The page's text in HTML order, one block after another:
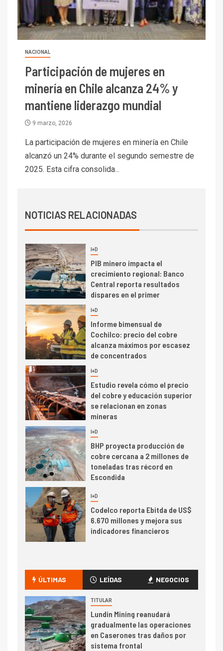
NACIONAL
Participación de mujeres en
minería en Chile alcanza 24% y
mantiene liderazgo mundial
9 marzo, 2026
La participación de mujeres en minería en Chile
alcanzó un 24% durante el segundo semestre de
2025. Esta cifra consolida...
NOTICIAS RELACIONADAS
I+D
BHP proyecta producción de
cobre cercana a 2 millones de
toneladas tras récord en
7 I+D
Codelco reporta Ebitda de US$
6.670 millones y mejora sus
indicadores financieros
Codelco Ventanas prueba
camión 100% eléctrico para
transportar cátodos al Puerto
de San Antonio
Producción minera en mayo de
2026 cae 10,6%
3 I+D
PIB minero impacta el
crecimiento regional: Banco
Central reporta resultados
dispares en el primer
4 I+D
Informe bimensual de
Cochilco: precio del cobre
alcanza máximos por escasez
de concentrados
5 I+D
Estudio revela cómo el precio
del cobre y educación superior
se relacionan en zonas
mineras
6 I+D
BHP proyecta producción de
cobre cercana a 2 millones de
toneladas tras récord en
Escondida
I+D
Codelco reporta Ebitda de US$
6.670 millones y mejora sus
indicadores financieros
camión 100% eléctrico para
transportar cátodos al Puerto
de San Antonio
2
I+D
Producción minera en mayo de
2026 cae 10,6%
ÚLTIMAS LEÍDAS NEGOCIOS
TITULAR
Lundin Mining reanudará
gradualmente las operaciones
en Caserones tras daños por
sistema frontal